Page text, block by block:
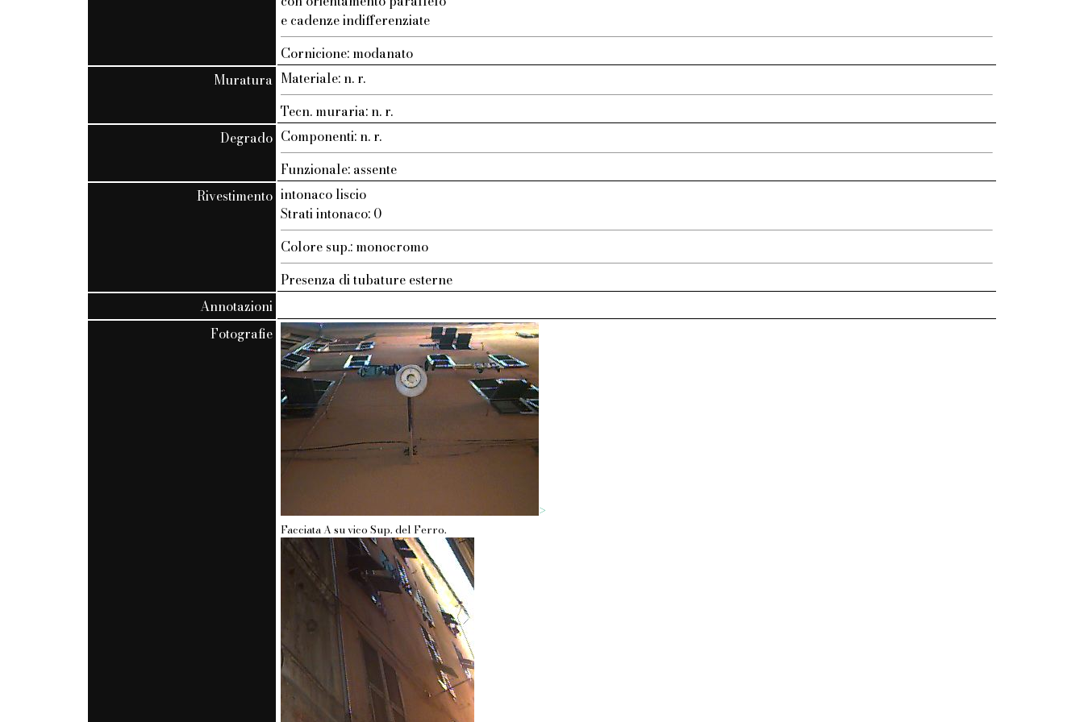
e cadenze indifferenziate
Cornicione: modanato
Muratura Materiale: n. r.
Tecn. muraria: n. r.
Degrado Componenti: n. r.
Funzionale: assente
Rivestimento intonaco liscio
Strati intonaco: 0
Colore sup.: monocromo
Presenza di tubature esterne
Annotazioni
Fotografie
>
Facciata A su vico Sup. del Ferro.